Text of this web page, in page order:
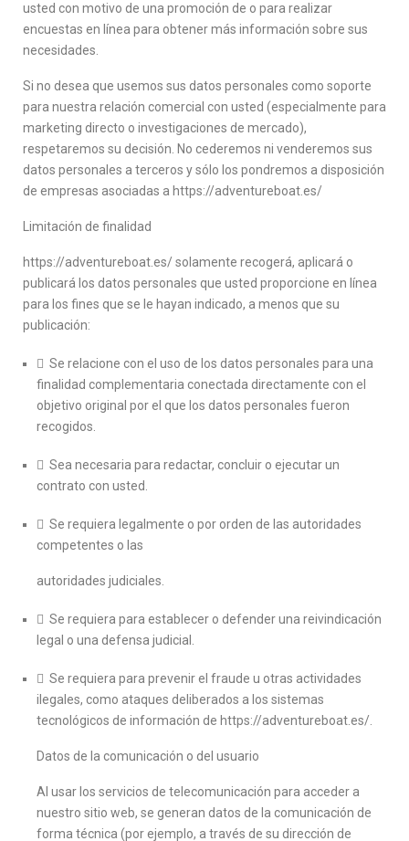
usted con motivo de una promoción de o para realizar
encuestas en línea para obtener más información sobre sus
necesidades.
Si no desea que usemos sus datos personales como soporte
para nuestra relación comercial con usted (especialmente para
marketing directo o investigaciones de mercado),
respetaremos su decisión. No cederemos ni venderemos sus
datos personales a terceros y sólo los pondremos a disposición
de empresas asociadas a https://adventureboat.es/
Limitación de finalidad
https://adventureboat.es/ solamente recogerá, aplicará o
publicará los datos personales que usted proporcione en línea
para los fines que se le hayan indicado, a menos que su
publicación:
 Se relacione con el uso de los datos personales para una
finalidad complementaria conectada directamente con el
objetivo original por el que los datos personales fueron
recogidos.
 Sea necesaria para redactar, concluir o ejecutar un
contrato con usted.
 Se requiera legalmente o por orden de las autoridades
competentes o las
autoridades judiciales.
 Se requiera para establecer o defender una reivindicación
legal o una defensa judicial.
 Se requiera para prevenir el fraude u otras actividades
ilegales, como ataques deliberados a los sistemas
tecnológicos de información de https://adventureboat.es/.
Datos de la comunicación o del usuario
Al usar los servicios de telecomunicación para acceder a
nuestro sitio web, se generan datos de la comunicación de
forma técnica (por ejemplo, a través de su dirección de